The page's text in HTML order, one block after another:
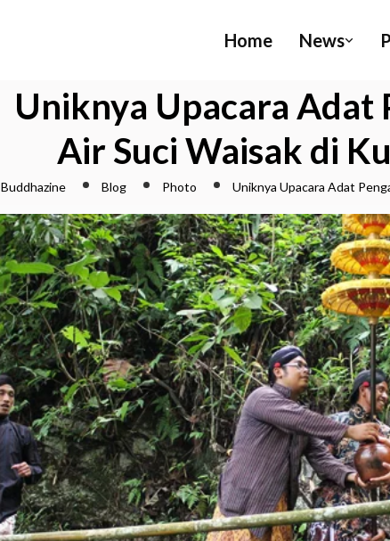
Home News
Uniknya Upacara Adat
Air Suci Waisak di
Buddhazine Blog Photo Uniknya Upacara Adat